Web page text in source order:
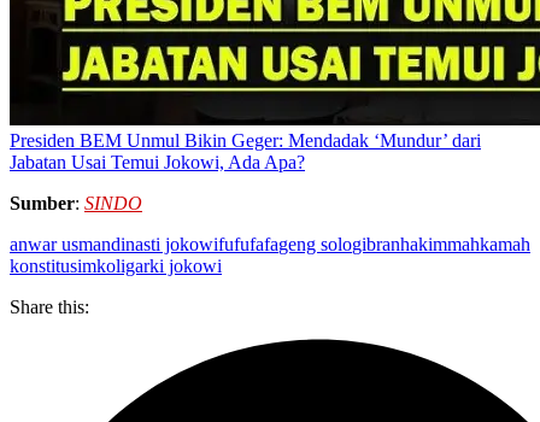
Presiden BEM Unmul Bikin Geger: Mendadak ‘Mundur’ dari
Jabatan Usai Temui Jokowi, Ada Apa?
Sumber: SINDO
anwar usmandinasti jokowifufufafageng sologibranhakimmahkamah
konstitusimkoligarki jokowi
Share this: